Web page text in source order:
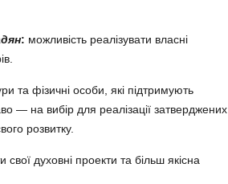
: можливість реалізувати власні
та фізичні особи, які підтримують
— на вибір для реалізації затверджених
розвитку.
свої духовні проекти та більш якісна